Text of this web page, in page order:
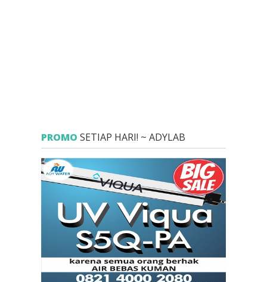
PROMO SETIAP HARI! ~ ADYLAB